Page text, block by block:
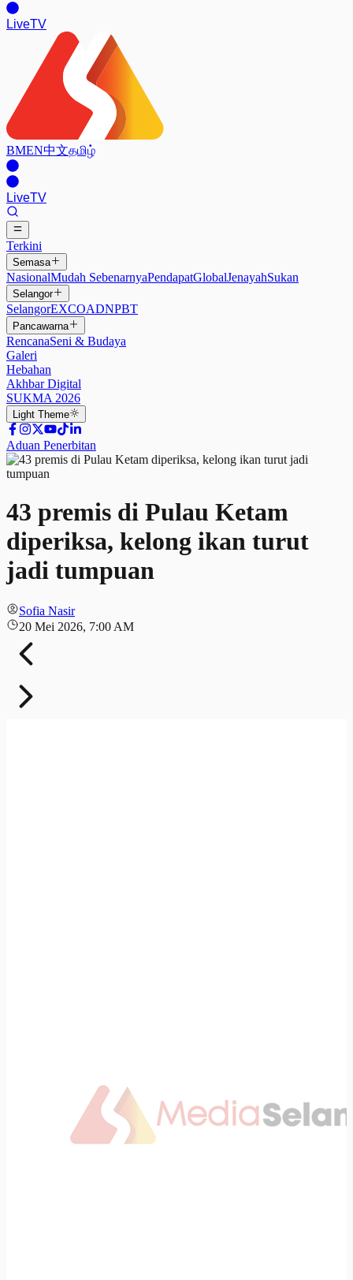
LiveTV
BMEN中文தமிழ்
LiveTV
Terkini
Semasa
NasionalMudah SebenarnyaPendapatGlobalJenayahSukan
Selangor
SelangorEXCOADNPBT
Pancawarna
RencanaSeni & Budaya
Galeri
Hebahan
Akhbar Digital
SUKMA 2026
Light Theme
Aduan Penerbitan
43 premis di Pulau Ketam
diperiksa, kelong ikan turut
jadi tumpuan
Sofia Nasir
20 Mei 2026, 7:00 AM